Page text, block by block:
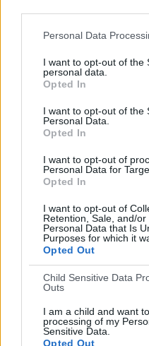
Personal Data
I want to opt-out of the
personal data.
Opted In
I want to opt-out of the
Personal Data.
Opted In
I want to opt-out of
Personal Data for
Opted In
I want to opt-out of
Retention, Sale, and/
Personal Data that Is
Purposes for which it
Opted Out
Child Sensitive Data
Outs
I am a child and want
processing of my
Sensitive Data.
Opted Out
18 partidos de
2
COMPETICIONES
Sutton United
Braintree Town
York City
Woking
Forest Green Rovers
RANKING